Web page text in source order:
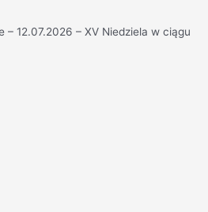
– 12.07.2026 – XV Niedziela w ciągu